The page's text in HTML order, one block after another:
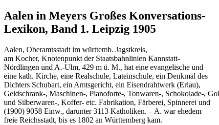
Aalen in Meyers Großes Konversations-
Lexikon, Band 1. Leipzig 1905
Aalen, Oberamtsstadt im württemb. Jagstkreis,
am Kocher, Knotenpunkt der Staatsbahnlinien Kannstatt-
Nördlingen und A.-Ulm, 429 m ü. M., hat eine evangelische und
eine kath. Kirche, eine Realschule, Lateinschule, ein Denkmal des
Dichters Schubart, ein Amtsgericht, ein Eisendrahtwerk (Erlau),
Geldschrank-, Maschinen-, Pianoforte-, Tonwaren-, Schokolade-,
und Silberwaren-, Koffer- etc. Fabrikation, Färberei, Spinnerei und
(1900) 9058 Einw., darunter 3113 Katholiken. – A. war ehedem
freie Reichsstadt, bis es 1802 an Württemberg kam.